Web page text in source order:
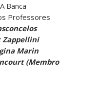
Banca
Professores
Zappellini
Marin
(Membro